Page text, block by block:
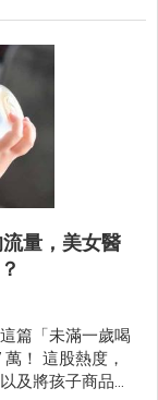
流量，美女醫
篇「未滿一歲喝
！ 這股熱度，
及將孩子商品化